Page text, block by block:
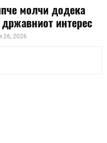
молчи додека
државниот интерес
26, 2026